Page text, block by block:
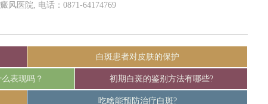
风医院, 电话：0871-64174769
白斑患者对皮肤的保护
表现吗？ 初期白斑的鉴别方法有哪些?
吃啥能预防治疗白斑?